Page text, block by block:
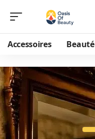
Accessoires Beauté